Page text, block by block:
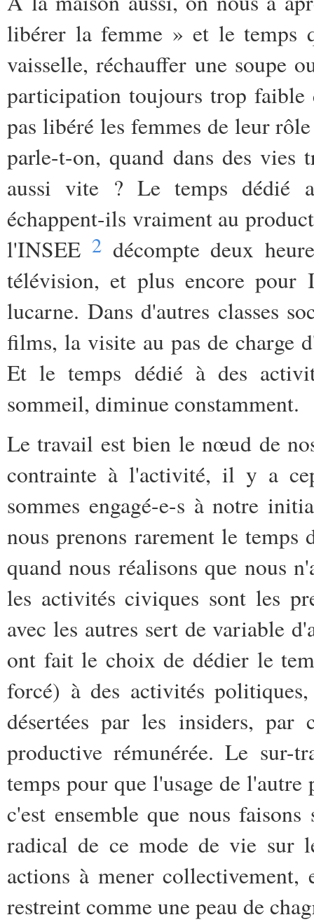
libérer la femme » et le temps
vaisselle, réchauffer une soupe
participation toujours trop faible
pas libéré les femmes de leur
parle-t-on, quand dans des
aussi vite ? Le temps dédié
échappent-ils vraiment au
l'INSEE 2décompte deux
télévision, et plus encore pour
lucarne. Dans d'autres classes
films, la visite au pas de charge
Et le temps dédié à des
sommeil, diminue constamment.
Le travail est bien le nœud de
contrainte à l'activité, il y a
sommes engagé-e-s à notre
nous prenons rarement le temps
quand nous réalisons que nous
les activités civiques sont les
avec les autres sert de variable
ont fait le choix de dédier le
forcé) à des activités
désertées par les insiders,
productive rémunérée. Le
temps pour que l'usage de
c'est ensemble que nous
radical de ce mode de vie sur
actions à mener
restreint comme une peau de